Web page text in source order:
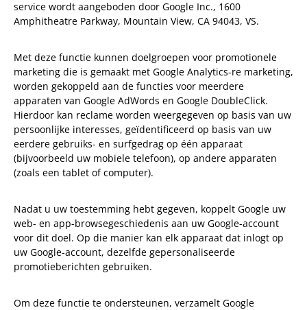
service wordt aangeboden door Google Inc., 1600
Amphitheatre Parkway, Mountain View, CA 94043, VS.
Met deze functie kunnen doelgroepen voor promotionele
marketing die is gemaakt met Google Analytics-re marketing,
worden gekoppeld aan de functies voor meerdere
apparaten van Google AdWords en Google DoubleClick.
Hierdoor kan reclame worden weergegeven op basis van uw
persoonlijke interesses, geïdentificeerd op basis van uw
eerdere gebruiks- en surfgedrag op één apparaat
(bijvoorbeeld uw mobiele telefoon), op andere apparaten
(zoals een tablet of computer).
Nadat u uw toestemming hebt gegeven, koppelt Google uw
web- en app-browsegeschiedenis aan uw Google-account
voor dit doel. Op die manier kan elk apparaat dat inlogt op
uw Google-account, dezelfde gepersonaliseerde
promotieberichten gebruiken.
Om deze functie te ondersteunen, verzamelt Google